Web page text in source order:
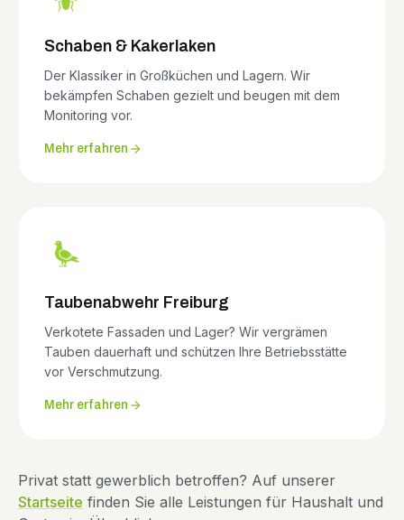
Schaben & Kakerlaken
Der Klassiker in Großküchen und Lagern. Wir
bekämpfen Schaben gezielt und beugen mit dem
Monitoring vor.
Mehr erfahren
Taubenabwehr Freiburg
Verkotete Fassaden und Lager? Wir vergrämen
Tauben dauerhaft und schützen Ihre Betriebsstätte
vor Verschmutzung.
Mehr erfahren
Privat statt gewerblich betroffen? Auf unserer
Startseite finden Sie alle Leistungen für Haushalt und